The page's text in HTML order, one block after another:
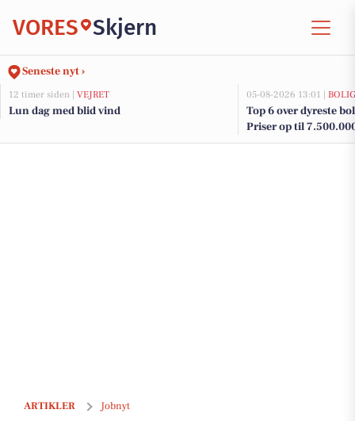
VORES Skjern
Seneste nyt ›
12 timer siden | VEJRET
Lun dag med blid vind
05-08-2026 13:01 |
Top 6 over dyreste
Priser op til
ARTIKLER Jobnyt
Truckfører med teknisk forståelse til aften- og nathold i produktion